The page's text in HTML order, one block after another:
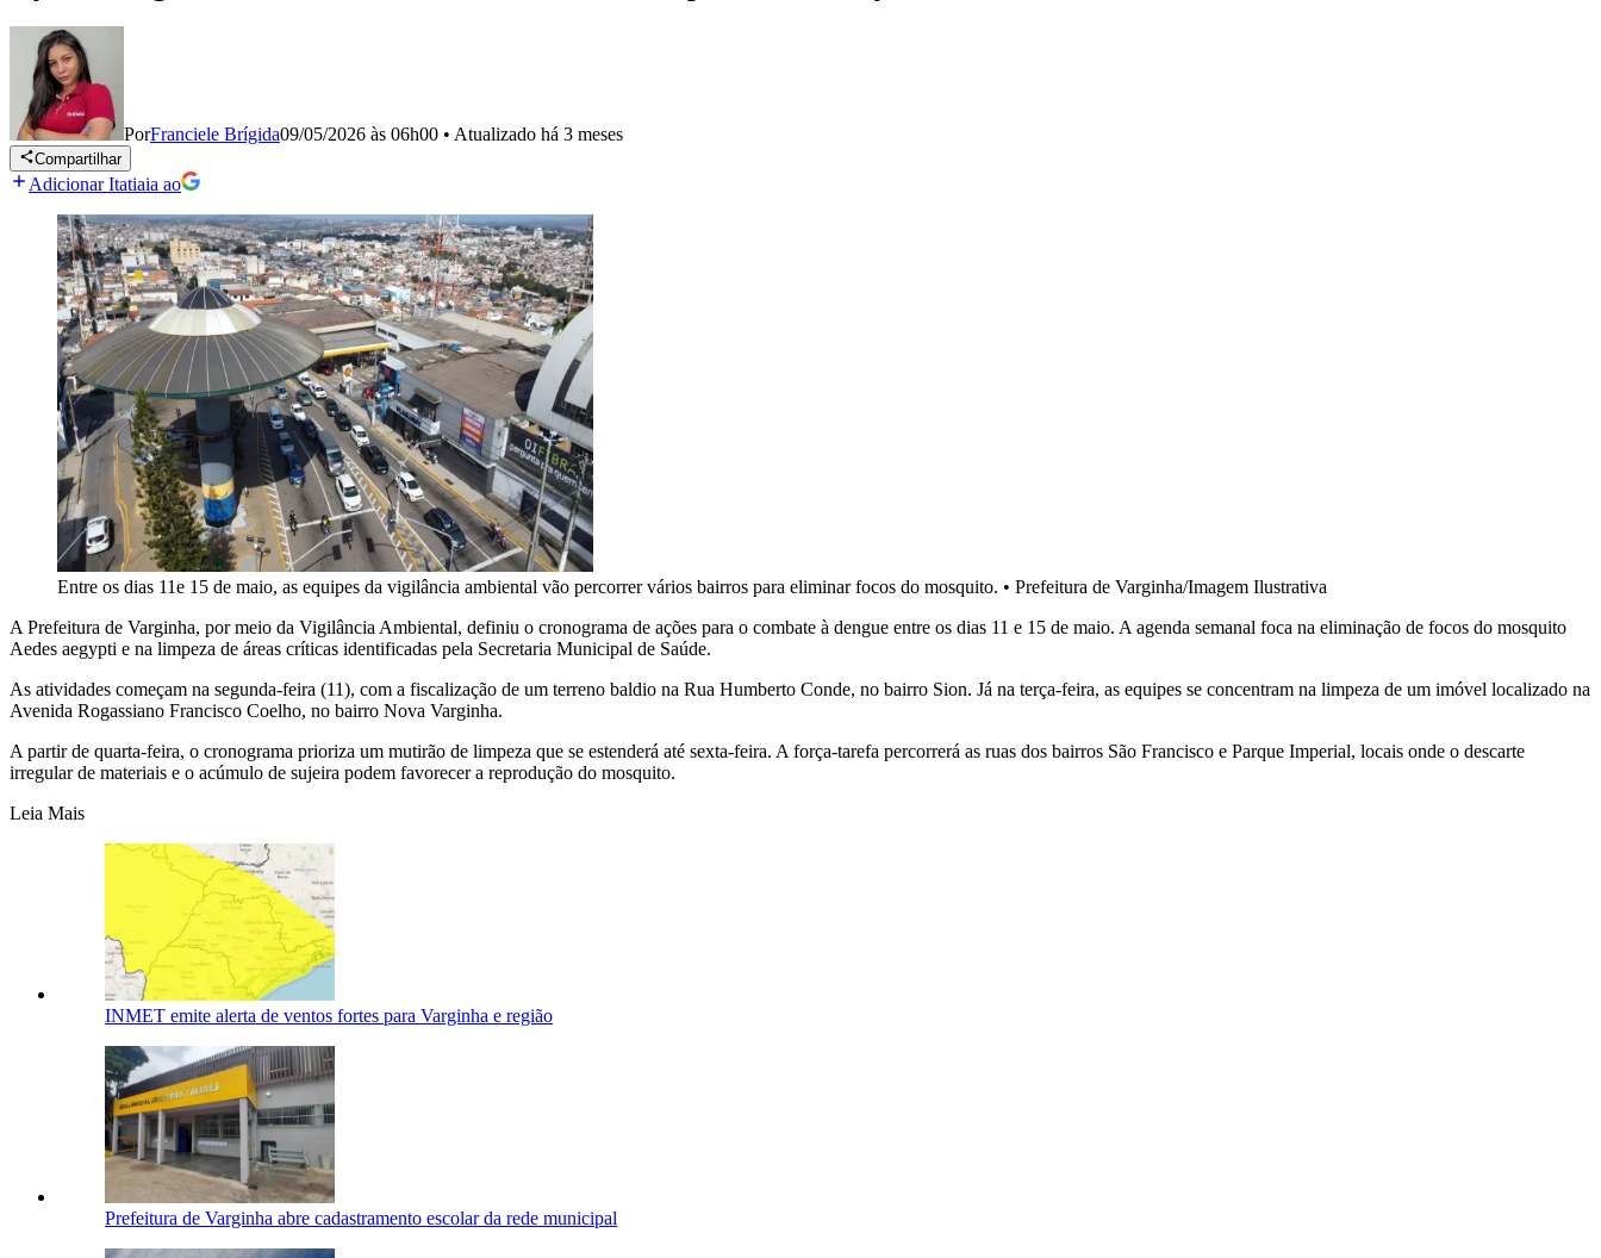
PorFranciele Brígida09/05/2026 às 06h00 • Atualizado há 3 meses
Compartilhar
Adicionar Itatiaia ao
Entre os dias 11e 15 de maio, as equipes da vigilância ambiental vão percorrer vários bairros para eliminar focos do mosquito. • Prefeitura de Varginha/Imagem Ilustrativa
A Prefeitura de Varginha, por meio da Vigilância Ambiental, definiu o cronograma de ações para o combate à dengue entre os dias 11 e 15 de maio. A agenda semanal foca na eliminação de focos do mosquito
Aedes aegypti e na limpeza de áreas críticas identificadas pela Secretaria Municipal de Saúde.
As atividades começam na segunda-feira (11), com a fiscalização de um terreno baldio na Rua Humberto Conde, no bairro Sion. Já na terça-feira, as equipes se concentram na limpeza de um imóvel localizado na
Avenida Rogassiano Francisco Coelho, no bairro Nova Varginha.
A partir de quarta-feira, o cronograma prioriza um mutirão de limpeza que se estenderá até sexta-feira. A força-tarefa percorrerá as ruas dos bairros São Francisco e Parque Imperial, locais onde o descarte
irregular de materiais e o acúmulo de sujeira podem favorecer a reprodução do mosquito.
Leia Mais
INMET emite alerta de ventos fortes para Varginha e região
Prefeitura de Varginha abre cadastramento escolar da rede municipal